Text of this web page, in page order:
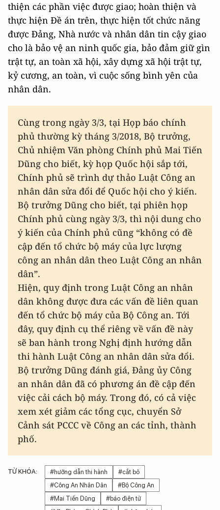
thiện các phần việc được giao; hoàn thiện và
thực hiện Đề án trên, thực hiện tốt chức năng
được Đảng, Nhà nước và nhân dân tin cậy giao
cho là bảo vệ an ninh quốc gia, bảo đảm giữ gìn
trật tự, an toàn xã hội, xây dựng xã hội trật tự,
kỷ cương, an toàn, vì cuộc sống bình yên của
nhân dân.
Cùng trong ngày 3/3, tại Họp báo chính
phủ thường kỳ tháng 3/2018, Bộ trưởng,
Chủ nhiệm Văn phòng Chính phủ Mai Tiến
Dũng cho biết, kỳ họp Quốc hội sắp tới,
Chính phủ sẽ trình dự thảo Luật Công an
nhân dân sửa đổi để Quốc hội cho ý kiến.
Bộ trưởng Dũng cho biết, tại phiên họp
Chính phủ cùng ngày 3/3, thì nội dung cho
ý kiến của Chính phủ cũng “không có đề
cập đến tổ chức bộ máy của lực lượng
công an nhân dân theo Luật Công an nhân
dân”.
Hiện, quy định trong Luật Công an nhân
dân không được đưa các vấn đề liên quan
đến tổ chức bộ máy của Bộ Công an. Tới
đây, quy định cụ thể riêng về vấn đề này
sẽ ban hành trong Nghị định hướng dẫn
thi hành Luật Công an nhân dân sửa đổi.
Bộ trưởng Dũng đánh giá, Đảng ủy Công
an nhân dân đã có phương án đề cập đến
việc cải cách bộ máy. Trong đó, có cả việc
xem xét giảm các tổng cục, chuyển Sở
Cảnh sát PCCC về Công an các tỉnh, thành
phố.
TỪ KHÓA: #hướng dẫn thi hành
#cắt bỏ
#Công An Nhân Dân
#Bộ Công An
#Mai Tiến Dũng
#báo điện tử